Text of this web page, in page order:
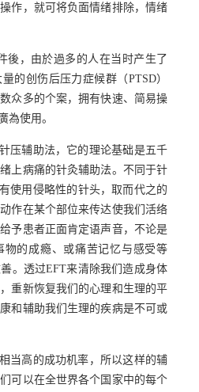
作，就可将负面情绪排除，情绪
後，由於過多的人在当时产生了
的创伤后压力症候群（PTSD）
众多的个案，拥有快速、简易操
為使用。
压辅助法，它的理论基础是五千
上病痛的针灸辅助法。不同于针
使用侵略性的针头，取而代之的
作在某个部位来传达使我们活络
予患者正面肯定语声音，不论是
物的成瘾、或痛苦记忆与感受等
。透过EFT来清除我们造成身体
重新恢复我们的心理和生理的平
和辅助我们生理的疾病是不可或
当高的成功机率，所以这样的辅
可以在全世界各个国家中的每个